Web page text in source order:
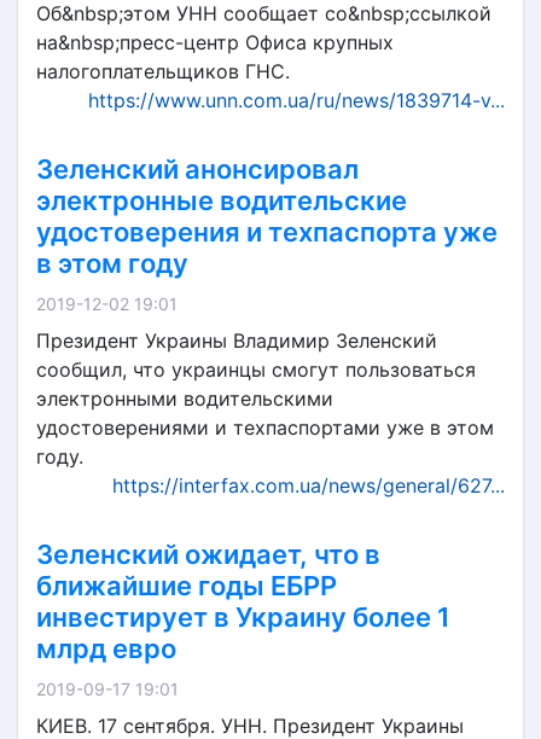
Об&nbsp;этом УНН сообщает со&nbsp;ссылкой
на&nbsp;пресс-центр Офиса крупных
налогоплательщиков ГНС.
https://www.unn.com.ua/ru/news/1839714-v...
Зеленский анонсировал
электронные водительские
удостоверения и техпаспорта уже
в этом году
2019-12-02 19:01
Президент Украины Владимир Зеленский
сообщил, что украинцы смогут пользоваться
электронными водительскими
удостоверениями и техпаспортами уже в этом
году.
https://interfax.com.ua/news/general/627...
Зеленский ожидает, что в
ближайшие годы ЕБРР
инвестирует в Украину более 1
млрд евро
2019-09-17 19:01
КИЕВ. 17 сентября. УНН. Президент Украины